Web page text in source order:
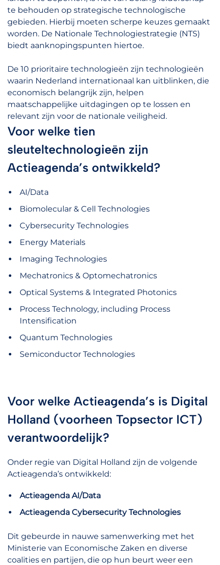
te behouden op strategische technologische
gebieden. Hierbij moeten scherpe keuzes gemaakt
worden. De Nationale Technologiestrategie (NTS)
biedt aanknopingspunten hiertoe.
De 10 prioritaire technologieën zijn technologieën
waarin Nederland internationaal kan uitblinken, die
economisch belangrijk zijn, helpen
maatschappelijke uitdagingen op te lossen en
relevant zijn voor de nationale veiligheid.
Voor welke tien
sleuteltechnologieën zijn
Actieagenda’s ontwikkeld?
AI/Data
Biomolecular & Cell Technologies
Cybersecurity Technologies
Energy Materials
Imaging Technologies
Mechatronics & Optomechatronics
Optical Systems & Integrated Photonics
Process Technology, including Process
Intensification
Quantum Technologies
Semiconductor Technologies
Voor welke Actieagenda’s is Digital
Holland (voorheen Topsector ICT)
verantwoordelijk?
Onder regie van Digital Holland zijn de volgende
Actieagenda’s ontwikkeld:
Actieagenda AI/Data
Actieagenda Cybersecurity Technologies
Dit gebeurde in nauwe samenwerking met het
Ministerie van Economische Zaken en diverse
coalities en partijen, die op hun beurt weer een